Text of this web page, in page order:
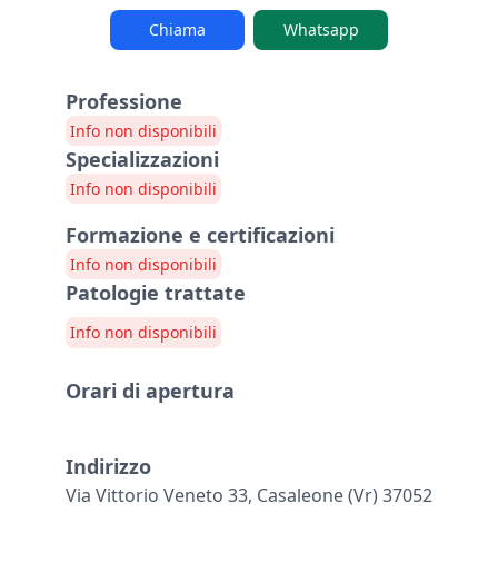
Chiama Whatsapp
Professione
Info non disponibili
Specializzazioni
Info non disponibili
Formazione e certificazioni
Info non disponibili
Patologie trattate
Info non disponibili
Orari di apertura
Indirizzo
Via Vittorio Veneto 33, Casaleone (vr) 37052